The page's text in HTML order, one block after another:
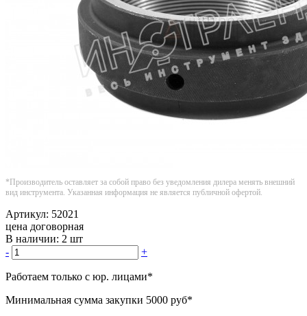
*Производитель оставляет за собой право без уведомления дилера менять внешний
вид инструмента. Указанная информация не является публичной офертой.
Артикул: 52021
цена договорная
В наличии: 2 шт
-
+
Работаем только с юр. лицами*
Минимальная сумма закупки 5000 руб*